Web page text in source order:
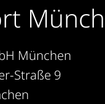
München
Straße 9